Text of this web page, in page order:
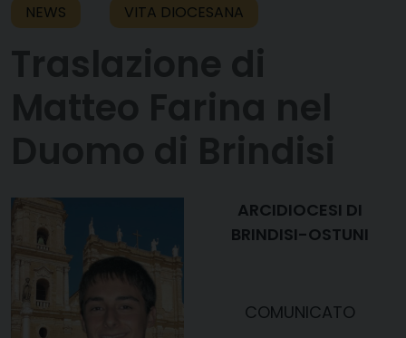
NEWS VITA DIOCESANA
ARCIDIOCESI DI
BRINDISI-OSTUNI
COMUNICATO